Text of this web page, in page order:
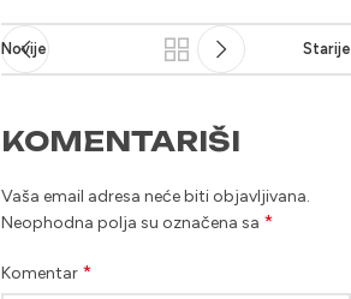
Novije Starije
KOMENTARIŠI
Vaša email adresa neće biti objavljivana.
Neophodna polja su označena sa *
Komentar *